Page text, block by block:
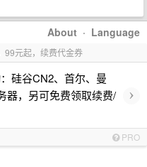
About · Language
99元起，续费代金券
硅谷CN2、首尔、曼
器，另可免费领取续费/
›
PRO